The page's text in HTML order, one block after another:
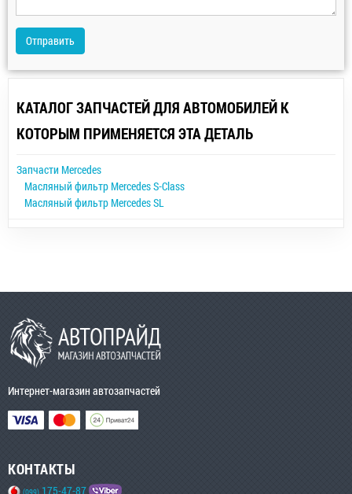
Отправить
КАТАЛОГ ЗАПЧАСТЕЙ ДЛЯ АВТОМОБИЛЕЙ К
КОТОРЫМ ПРИМЕНЯЕТСЯ ЭТА ДЕТАЛЬ
Запчасти Mercedes
Масляный фильтр Mercedes S-Class
Масляный фильтр Mercedes SL
Интернет-магазин автозапчастей
КОНТАКТЫ
175-47-87